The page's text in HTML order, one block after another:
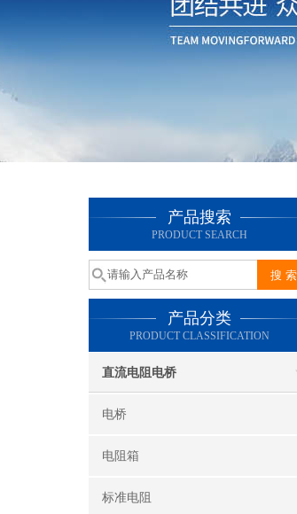
产品搜索
PRODUCT SEARCH
产品分类
PRODUCT CLASSIFICATION
直流电阻电桥
电桥
电阻箱
标准电阻